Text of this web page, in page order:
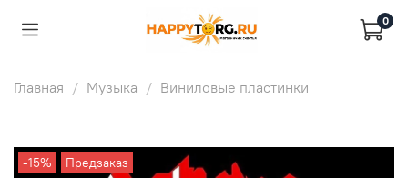
0
Главная Музыка Виниловые пластинки
-15% Предзаказ